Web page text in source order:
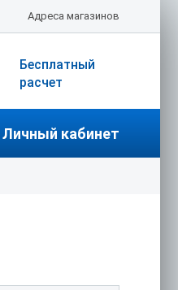
Адреса магазинов
Бесплатный
расчет
Личный кабинет